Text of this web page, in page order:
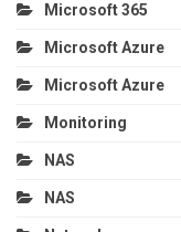
Microsoft 365
Microsoft Azure
Microsoft Azure
Monitoring
NAS
NAS